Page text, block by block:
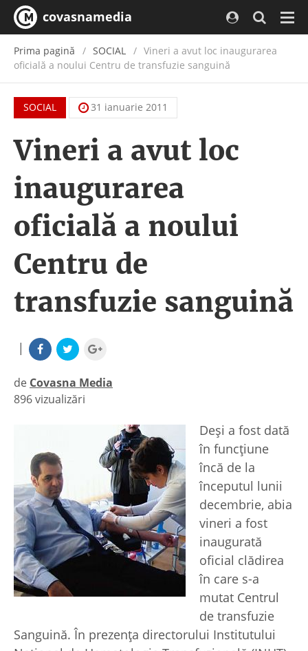
covasnamedia
Prima pagină SOCIAL
Vineri a avut loc inaugurarea
oficială a noului Centru de transfuzie sanguină
SOCIAL 31 ianuarie 2011
Vineri a avut loc
inaugurarea
oficială a noului
Centru de
transfuzie sanguină
|
de Covasna Media
|
896 vizualizări
Deşi a fost dată
în funcţiune
încă de la
începutul lunii
decembrie, abia
vineri a fost
inaugurată
oficial clădirea
în care s-a
mutat Centrul
de transfuzie
Sanguină. În prezenţa directorului Institutului